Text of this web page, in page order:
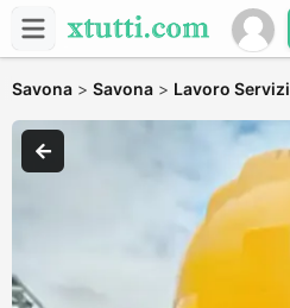
Savona > Savona > Lavoro Servizi